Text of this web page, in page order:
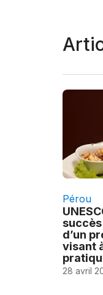
Pérou
d’un
visant
28 avril